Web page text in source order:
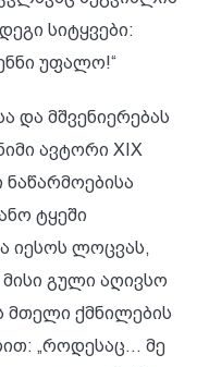
სიტყვები:
უფალო!“
და მშვენიერებას
ავტორი XIX
ტყეში
იესოს ლოცვას,
გული აღივსო
მთელი ქმნილების
„როდესაც... მე